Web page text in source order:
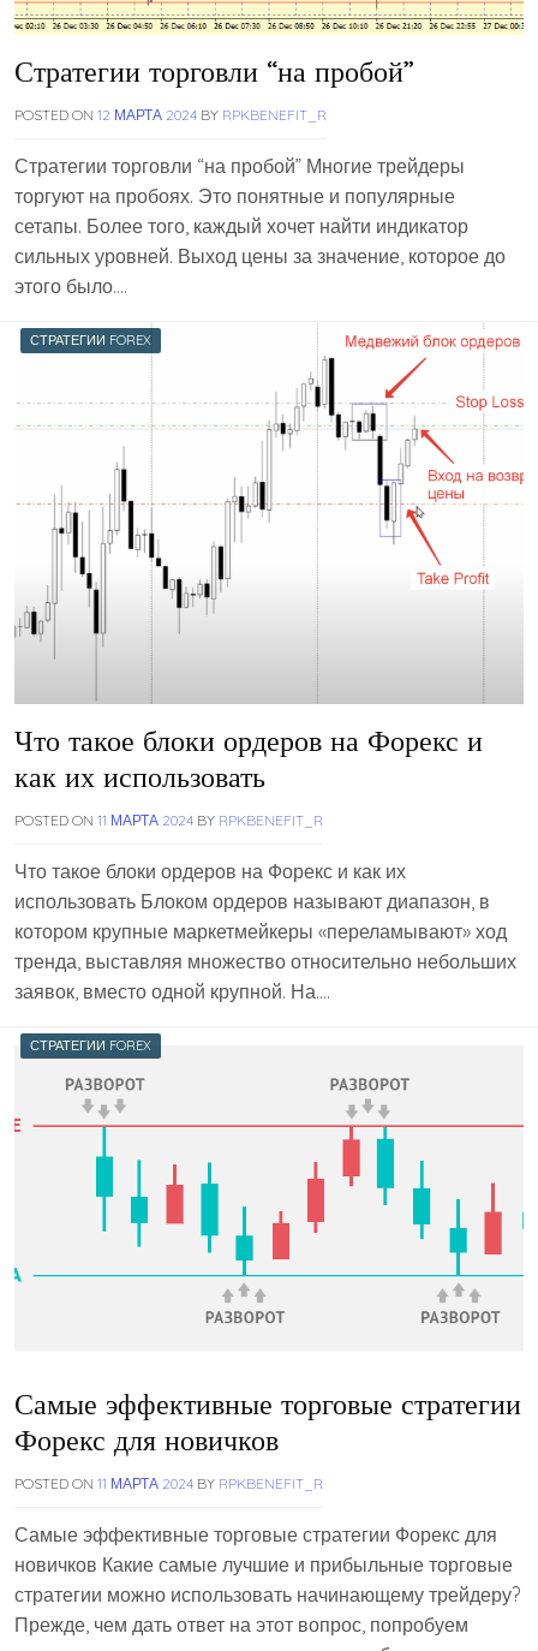
Стратегии торговли “на пробой”
POSTED ON 12 МАРТА 2024 BY RPKBENEFIT_R
Стратегии торговли “на пробой” Многие трейдеры
торгуют на пробоях. Это понятные и популярные
сетапы. Более того, каждый хочет найти индикатор
сильных уровней. Выход цены за значение, которое до
этого было….
СТРАТЕГИИ FOREX
Что такое блоки ордеров на Форекс и
как их использовать
POSTED ON 11 МАРТА 2024 BY RPKBENEFIT_R
Что такое блоки ордеров на Форекс и как их
использовать Блоком ордеров называют диапазон, в
котором крупные маркетмейкеры «‎переламывают» ход
тренда, выставляя множество относительно небольших
заявок, вместо одной крупной. На….
СТРАТЕГИИ FOREX
Самые эффективные торговые стратегии
Форекс для новичков
POSTED ON 11 МАРТА 2024 BY RPKBENEFIT_R
Самые эффективные торговые стратегии Форекс для
новичков Какие самые лучшие и прибыльные торговые
стратегии можно использовать начинающему трейдеру?
Прежде, чем дать ответ на этот вопрос, попробуем